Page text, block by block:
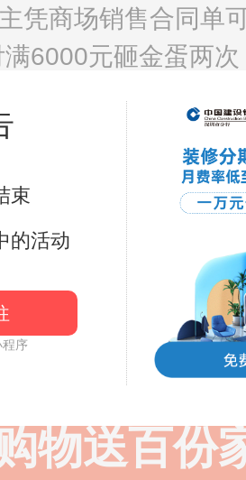
凭商场销售合同单
6000元砸金蛋两
3000元
30元
物送百份
束
的活动
序